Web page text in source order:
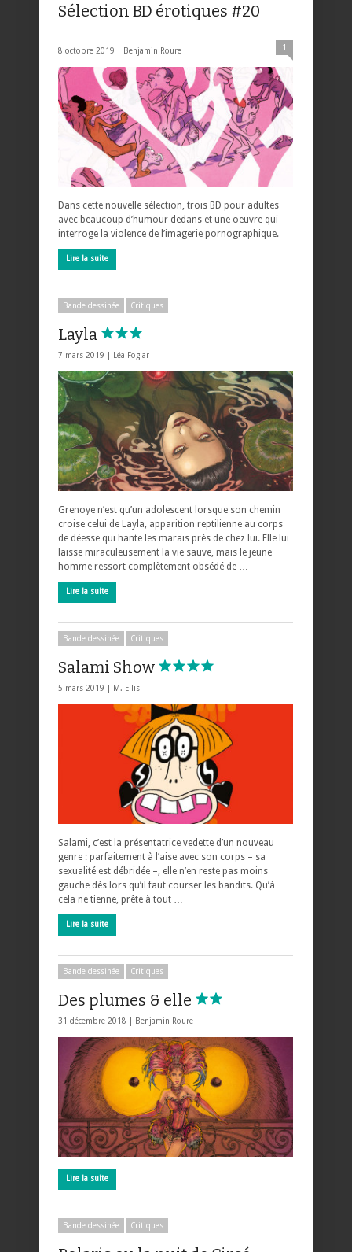
Sélection BD érotiques #20
8 octobre 2019 | Benjamin Roure 1
Dans cette nouvelle sélection, trois BD pour adultes
avec beaucoup d’humour dedans et une oeuvre qui
interroge la violence de l’imagerie pornographique.
Lire la suite
Bande dessinée Critiques
Layla
7 mars 2019 | Léa Foglar
Grenoye n’est qu’un adolescent lorsque son chemin
croise celui de Layla, apparition reptilienne au corps
de déesse qui hante les marais près de chez lui. Elle lui
laisse miraculeusement la vie sauve, mais le jeune
homme ressort complètement obsédé de …
Lire la suite
Bande dessinée Critiques
Salami Show
5 mars 2019 | M. Ellis
Salami, c’est la présentatrice vedette d’un nouveau
genre : parfaitement à l’aise avec son corps – sa
sexualité est débridée –, elle n’en reste pas moins
gauche dès lors qu’il faut courser les bandits. Qu’à
cela ne tienne, prête à tout …
Lire la suite
Bande dessinée Critiques
Des plumes & elle
31 décembre 2018 | Benjamin Roure
Lire la suite
Bande dessinée Critiques